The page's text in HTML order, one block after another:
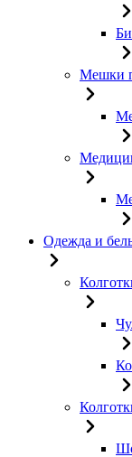
Мешки
Одежда и